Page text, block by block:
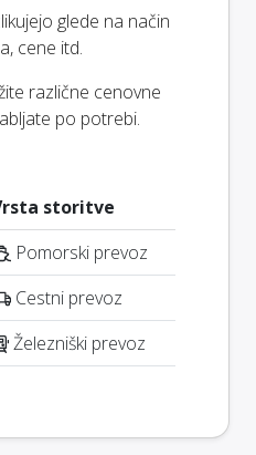
glede na način
cene itd.
različne cenovne
po potrebi.
storitve
Pomorski prevoz
Cestni prevoz
Železniški prevoz